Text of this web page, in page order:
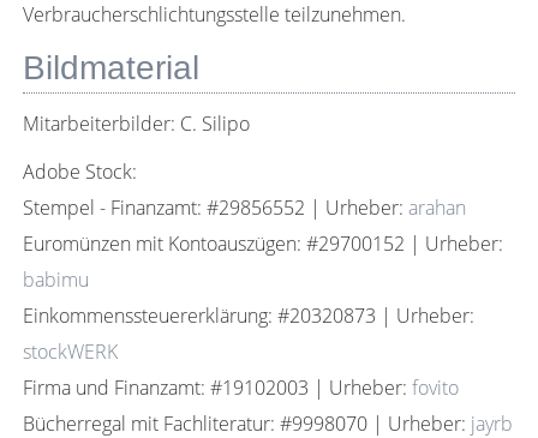
Verbraucherschlichtungsstelle teilzunehmen.
Bildmaterial
Mitarbeiterbilder: C. Silipo
Adobe Stock:
Stempel - Finanzamt: #29856552 | Urheber: arahan
Euromünzen mit Kontoauszügen: #29700152 | Urheber:
babimu
Einkommenssteuererklärung: #20320873 | Urheber:
stockWERK
Firma und Finanzamt: #19102003 | Urheber: fovito
Bücherregal mit Fachliteratur: #9998070 | Urheber: jayrb